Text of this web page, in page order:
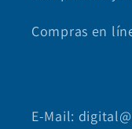
Compras en
E-Mail: